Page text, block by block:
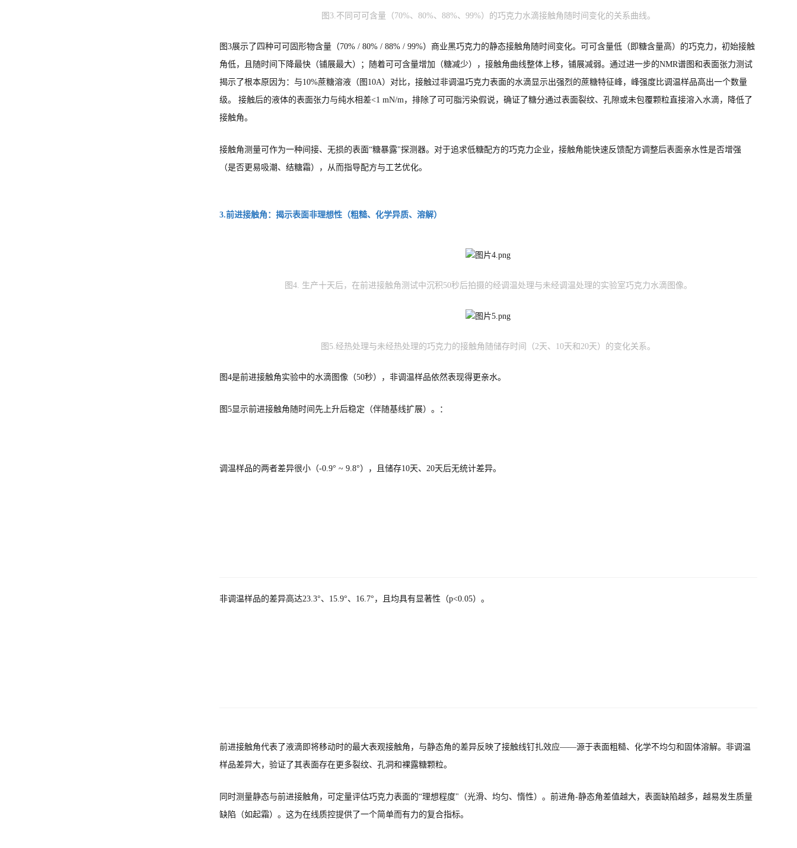
图3.不同可可含量（70%、80%、88%、99%）的巧克力水滴接触角随时间变化的关系曲线。
图3展示了四种可可固形物含量（70% / 80% / 88% / 99%）商业黑巧克力的静态接触角随时间变化。可可含量低（即糖含量高）的巧克力，初始接触
角低，且随时间下降最快（铺展最大）；随着可可含量增加（糖减少），接触角曲线整体上移，铺展减弱。通过进一步的NMR谱图和表面张力测试
揭示了根本原因为：与10%蔗糖溶液（图10A）对比，接触过非调温巧克力表面的水滴显示出强烈的蔗糖特征峰，峰强度比调温样品高出一个数量
级。 接触后的液体的表面张力与纯水相差<1 mN/m，排除了可可脂污染假说，确证了糖分通过表面裂纹、孔隙或未包覆颗粒直接溶入水滴，降低了
接触角。
接触角测量可作为一种间接、无损的表面“糖暴露"探测器。对于追求低糖配方的巧克力企业，接触角能快速反馈配方调整后表面亲水性是否增强
（是否更易吸潮、结糖霜），从而指导配方与工艺优化。
3.前进接触角：揭示表面非理想性（粗糙、化学异质、溶解）
图4. 生产十天后，在前进接触角测试中沉积50秒后拍摄的经调温处理与未经调温处理的实验室巧克力水滴图像。
图5.经热处理与未经热处理的巧克力的接触角随储存时间（2天、10天和20天）的变化关系。
图4是前进接触角实验中的水滴图像（50秒），非调温样品依然表现得更亲水。
图5显示前进接触角随时间先上升后稳定（伴随基线扩展）。：
调温样品的两者差异很小（‑0.9° ~ 9.8°），且储存10天、20天后无统计差异。
非调温样品的差异高达23.3°、15.9°、16.7°，且均具有显著性（p<0.05）。
前进接触角代表了液滴即将移动时的最大表观接触角，与静态角的差异反映了接触线钉扎效应——源于表面粗糙、化学不均匀和固体溶解。非调温
样品差异大，验证了其表面存在更多裂纹、孔洞和裸露糖颗粒。
同时测量静态与前进接触角，可定量评估巧克力表面的“理想程度"（光滑、均匀、惰性）。前进角‑静态角差值越大，表面缺陷越多，越易发生质量
缺陷（如起霜）。这为在线质控提供了一个简单而有力的复合指标。